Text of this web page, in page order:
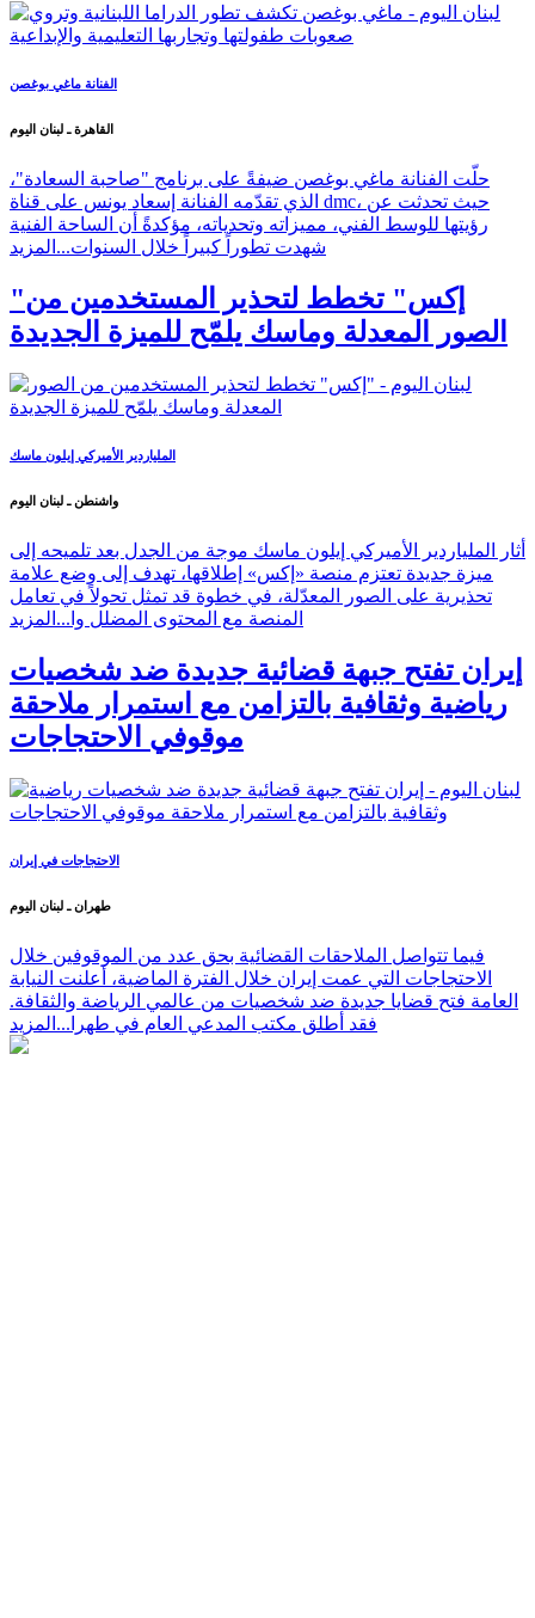
الفنانة ماغي بوغصن
القاهرة ـ لبنان اليوم
حلّت الفنانة ماغي بوغصن ضيفةً على برنامج "صاحبة السعادة"،
الذي تقدّمه الفنانة إسعاد يونس على قناة dmc، حيث تحدثت عن
رؤيتها للوسط الفني، مميزاته وتحدياته، مؤكدةً أن الساحة الفنية
شهدت تطوراً كبيراً خلال السنوات... المزيد
"إكس" تخطط لتحذير المستخدمين من
الصور المعدلة وماسك يلمّح للميزة الجديدة
الملياردير الأميركي إيلون ماسك
واشنطن ـ لبنان اليوم
أثار الملياردير الأميركي إيلون ماسك موجة من الجدل بعد تلميحه إلى
ميزة جديدة تعتزم منصة «إكس» إطلاقها، تهدف إلى وضع علامة
تحذيرية على الصور المعدّلة، في خطوة قد تمثل تحولاً في تعامل
المنصة مع المحتوى المضلل وا... المزيد
إيران تفتح جبهة قضائية جديدة ضد شخصيات
رياضية وثقافية بالتزامن مع استمرار ملاحقة
موقوفي الاحتجاجات
الاحتجاجات في إيران
طهران ـ لبنان اليوم
فيما تتواصل الملاحقات القضائية بحق عدد من الموقوفين خلال
الاحتجاجات التي عمت إيران خلال الفترة الماضية، أعلنت النيابة
العامة فتح قضايا جديدة ضد شخصيات من عالمي الرياضة والثقافة.
فقد أطلق مكتب المدعي العام في طهرا... المزيد